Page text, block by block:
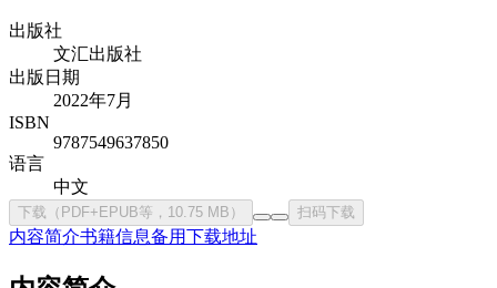
出版社
文汇出版社
出版日期
2022年7月
ISBN
9787549637850
语言
中文
下载（PDF+EPUB等，10.75 MB） 扫码下载
内容简介书籍信息备用下载地址